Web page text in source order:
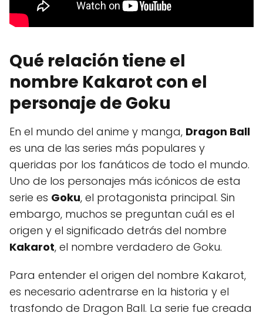
Qué relación tiene el
nombre Kakarot con el
personaje de Goku
En el mundo del anime y manga, Dragon Ball
es una de las series más populares y
queridas por los fanáticos de todo el mundo.
Uno de los personajes más icónicos de esta
serie es Goku, el protagonista principal. Sin
embargo, muchos se preguntan cuál es el
origen y el significado detrás del nombre
Kakarot, el nombre verdadero de Goku.
Para entender el origen del nombre Kakarot,
es necesario adentrarse en la historia y el
trasfondo de Dragon Ball. La serie fue creada